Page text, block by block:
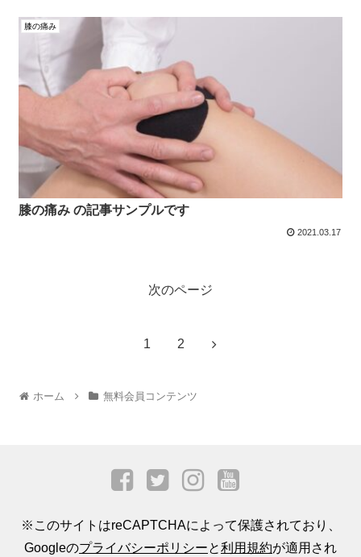
膝の痛み
膝の痛み の記事サンプルです
2021.03.17
次のページ
1 2
ホーム 無料会員コンテンツ
※このサイトはreCAPTCHAによって保護されており、
Googleのプライバシーポリシーと利用規約が適用され